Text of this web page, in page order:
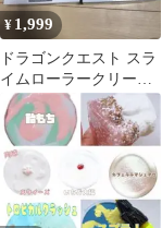
¥ 1,999
ドラゴンクエスト スラ
イムローラークリーナ
ー2種セット